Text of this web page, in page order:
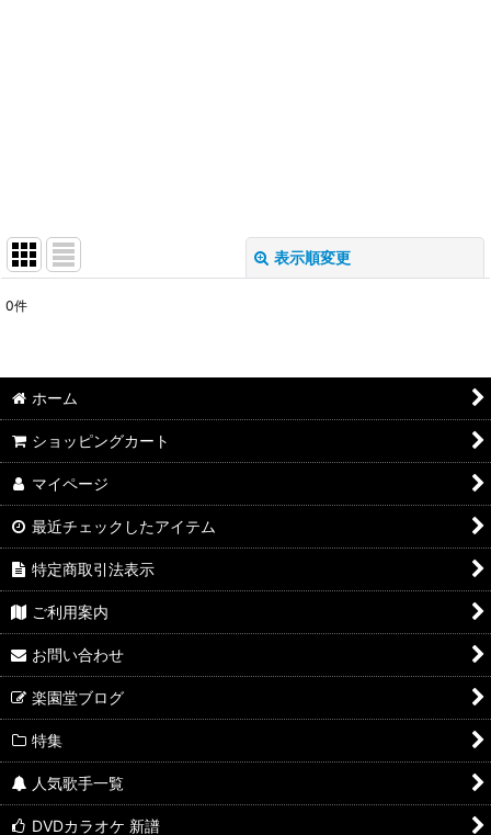
表示順変更
並び順:
0件
ホーム
ショッピングカート
マイページ
最近チェックしたアイテム
特定商取引法表示
ご利用案内
お問い合わせ
楽園堂ブログ
特集
人気歌手一覧
DVDカラオケ 新譜